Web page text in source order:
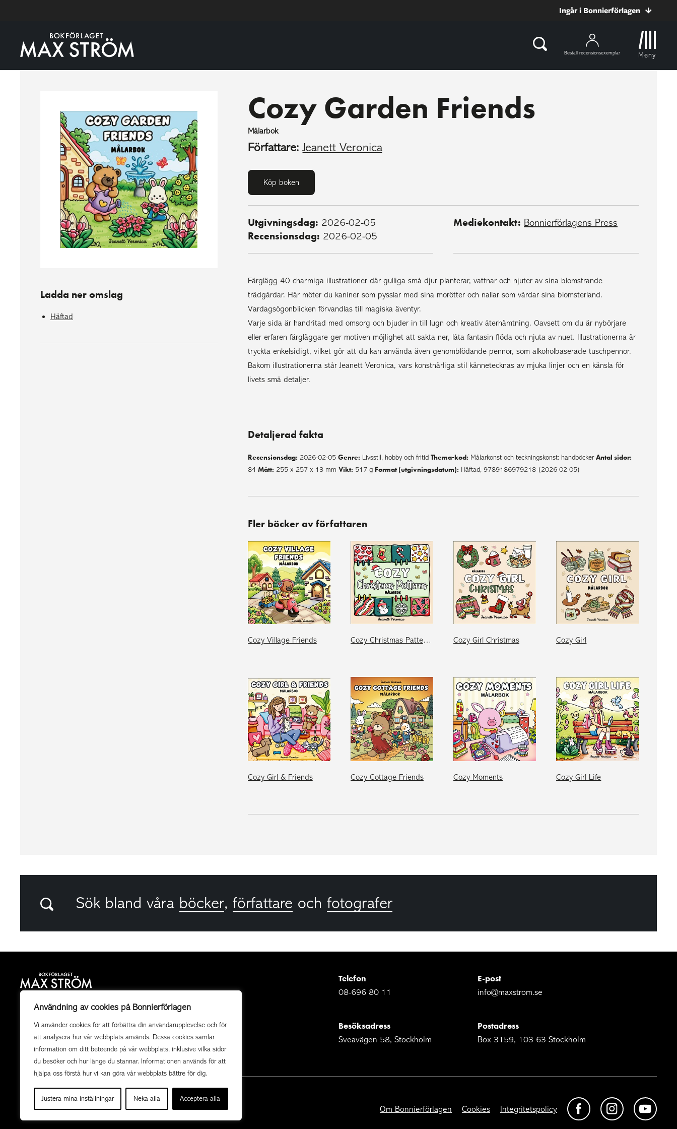
Användning av cookies på Bonnierförlagen
Vi använder cookies för att förbättra din användarupplevelse och för
att analysera hur vår webbplats används. Dessa cookies samlar
information om ditt beteende på vår webbplats, inklusive vilka sidor
du besöker och hur länge du stannar. Informationen används för att
hjälpa oss förstå hur vi kan göra vår webbplats bättre för dig.
Justera mina inställningar Neka alla Acceptera alla
Ingår i Bonnierförlagen
Beställ recensionsexemplar Meny
Ladda ner omslag
Häftad
Cozy Garden Friends
Målarbok
Författare: Jeanett Veronica
Köp boken
Utgivningsdag: 2026-02-05
Recensionsdag: 2026-02-05
Mediekontakt: Bonnierförlagens Press
Färglägg 40 charmiga illustrationer där gulliga små djur planterar, vattnar och njuter av sina blomstrande
trädgårdar. Här möter du kaniner som pysslar med sina morötter och nallar som vårdar sina blomsterland.
Vardagsögonblicken förvandlas till magiska äventyr.
Varje sida är handritad med omsorg och bjuder in till lugn och kreativ återhämtning. Oavsett om du är nybörjare
eller erfaren färgläggare ger motiven möjlighet att sakta ner, låta fantasin flöda och njuta av nuet. Illustrationerna är
tryckta enkelsidigt, vilket gör att du kan använda även genomblödande pennor, som alkoholbaserade tuschpennor.
Bakom illustrationerna står Jeanett Veronica, vars konstnärliga stil kännetecknas av mjuka linjer och en känsla för
livets små detaljer.
Detaljerad fakta
Recensionsdag: 2026-02-05 Genre: Livsstil, hobby och fritid Thema-kod: Målarkonst och teckningskonst: handböcker Antal sidor:
84 Mått: 255 x 257 x 13 mm Vikt: 517 g Format (utgivningsdatum): Häftad, 9789186979218 (2026-02-05)
Fler böcker av författaren
Cozy Village Friends Cozy Christmas Patterns Cozy Girl Christmas Cozy Girl
Cozy Girl & Friends Cozy Cottage Friends Cozy Moments Cozy Girl Life
Sök bland våra böcker, författare och fotografer
Bokförlaget Max Ström är ett allmänutgivande
utgivare av illustrerade böcker. Vi producerar också
uppdragsböcker av högsta kvalitet i samarbete med
organisationer och företag.
Telefon
08-696 80 11
E-post
info@maxstrom.se
Besöksadress
Sveavägen 58, Stockholm
Postadress
Box 3159, 103 63 Stockholm
Om Bonnierförlagen Cookies Integritetspolicy